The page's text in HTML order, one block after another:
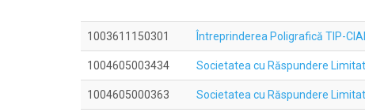
1003611150301 Întreprinderea Poligrafică TIP-
1004605003434 Societatea cu Răspundere
1004605000363 Societatea cu Răspundere